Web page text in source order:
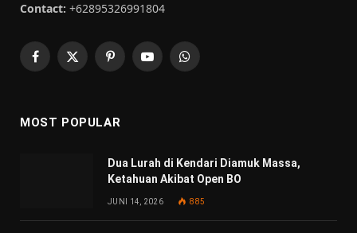
Contact: +62895326991804
Facebook
X
PinterestYouTubeWhatsApp
MOST POPULAR
Dua Lurah di Kendari Diamuk Massa,
Ketahuan Akibat Open BO
JUNI 14, 2026 885